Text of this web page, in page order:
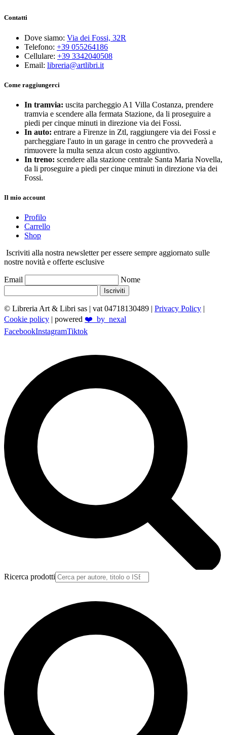
Contatti
Dove siamo: Via dei Fossi, 32R
Telefono: +39 055264186
Cellulare: +39 3342040508
Email: libreria@artlibri.it
Come raggiungerci
In tramvia: uscita parcheggio A1 Villa Costanza, prendere
tramvia e scendere alla fermata Stazione, da li proseguire a
piedi per cinque minuti in direzione via dei Fossi.
In auto: entrare a Firenze in Ztl, raggiungere via dei Fossi e
parcheggiare l'auto in un garage in centro che provvederà a
rimuovere la multa senza alcun costo aggiuntivo.
In treno: scendere alla stazione centrale Santa Maria Novella,
da li proseguire a piedi per cinque minuti in direzione via dei
Fossi.
Il mio account
Profilo
Carrello
Shop
Iscriviti alla nostra newsletter per essere sempre aggiornato sulle
nostre novità e offerte esclusive
Email Nome
Iscriviti
© Libreria Art & Libri sas | vat 04718130489 | Privacy Policy |
Cookie policy | powered ❤️_by_nexal
FacebookInstagramTiktok
Ricerca prodotti